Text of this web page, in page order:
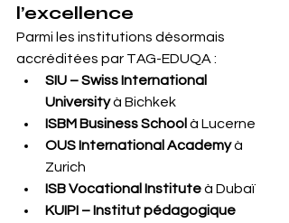
l’excellence
Parmi les institutions désormais
accréditées par TAG-EDUQA :
SIU – Swiss International
University à Bichkek
ISBM Business School à Lucerne
OUS International Academy à
Zurich
ISB Vocational Institute à Dubaï
KUIPI – Institut pédagogique